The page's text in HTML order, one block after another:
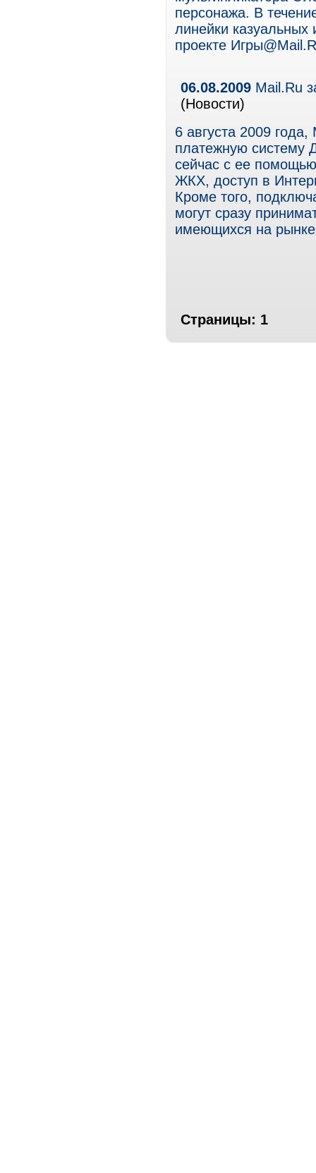
персонажа. В
линейки
проекте
06.08.2009 Mail.Ru
(Новости)
6 августа 2009
платежную систему
сейчас с ее
ЖКХ, доступ в
Кроме того,
могут сразу
имеющихся на
Страницы: 1